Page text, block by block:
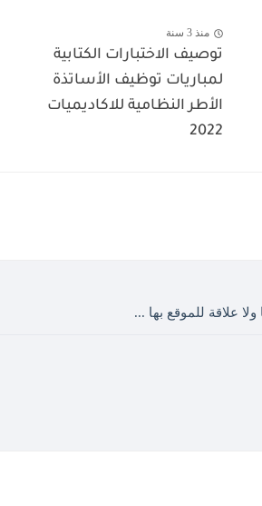
منذ 3 سنة
توصيف الاختبارات الكتابية
لمباريات توظيف الأساتذة
الأطر النظامية للاكاديميات
2022
ولا علاقة للموقع بها ...